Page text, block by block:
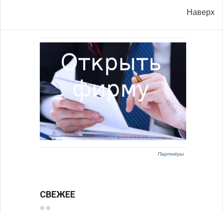
Наверх
Партнёры
СВЕЖЕЕ